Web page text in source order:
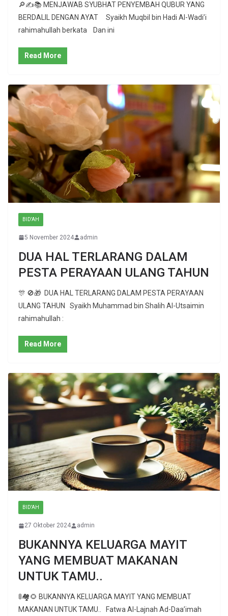
🔎✍📚 MENJAWAB SYUBHAT PENYEMBAH QUBUR YANG
BERDALIL DENGAN AYAT Syaikh Muqbil bin Hadi Al-Wadi’i
rahimahullah berkata Dan ini
Read More
BID'AH
5 November 2024 admin
DUA HAL TERLARANG DALAM
PESTA PERAYAAN ULANG TAHUN
🎊 🚫🎁 DUA HAL TERLARANG DALAM PESTA PERAYAAN
ULANG TAHUN Syaikh Muhammad bin Shalih Al-Utsaimin
rahimahullah :
Read More
BID'AH
27 Oktober 2024 admin
BUKANNYA KELUARGA MAYIT
YANG MEMBUAT MAKANAN
UNTUK TAMU..
🚦🏘🌻 BUKANNYA KELUARGA MAYIT YANG MEMBUAT
MAKANAN UNTUK TAMU.. Fatwa Al-Lajnah Ad-Daa’imah